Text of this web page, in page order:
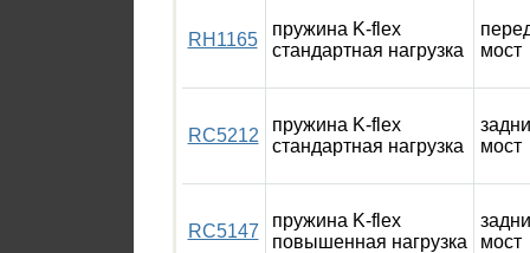
RH1165
пружина K-flex
стандартная нагрузка
мост
RC5212
пружина K-flex
стандартная нагрузка
мост
RC5147
пружина K-flex
повышенная нагрузка
мост